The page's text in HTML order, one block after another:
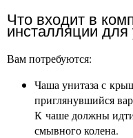
Что входит в
инсталляции для
Вам потребуются:
Чаша унитаза с
приглянувшийся
К чаше должны
смывного колена.